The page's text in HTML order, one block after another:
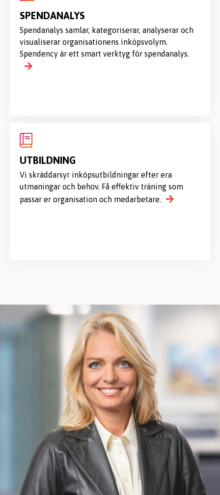
SPENDANALYS
Spendanalys samlar, kategoriserar, analyserar och
visualiserar organisationens inköpsvolym.
Spendency är ett smart verktyg för spendanalys.
UTBILDNING
Vi skräddarsyr inköpsutbildningar efter era
utmaningar och behov. Få effektiv träning som
passar er organisation och medarbetare.